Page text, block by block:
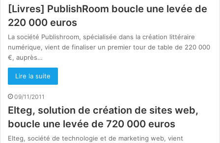
[Livres] PublishRoom boucle une levée de
220 000 euros
La société Publishroom, spécialisée dans la création littéraire
numérique, vient de finaliser un premier tour de table de 220 000
€, auprès…
Lire la suite
09/11/2011
Elteg, solution de création de sites web,
boucle une levée de 720 000 euros
Elteg, société de technologie et de marketing web, vient